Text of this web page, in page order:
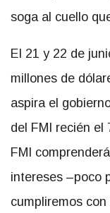
soga al cuello
El 21 y 22 de
millones de
aspira el
del FMI recién el
FMI
intereses –poco
cumpliremos